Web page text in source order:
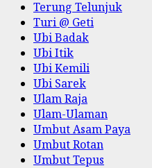
Terung Telunjuk
Turi @ Geti
Ubi Badak
Ubi Itik
Ubi Kemili
Ubi Sarek
Ulam Raja
Ulam-Ulaman
Umbut Asam Paya
Umbut Rotan
Umbut Tepus